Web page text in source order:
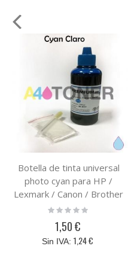
Botella de tinta universal
photo cyan para HP /
Lexmark / Canon / Brother
photo cyan 100 ml
Rating:
1,50 €
1,24 €